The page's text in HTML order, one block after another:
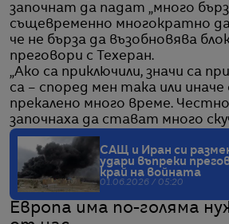
започнат да падат „много
същевременно многократно
че не бърза да възобновява
преговори с Техеран.
„Ако са приключили, значи са
са – според мен така или
прекалено много време. Честно
започнаха да стават много
САЩ и Иран си
удари въпреки
край на войната
01.06.2026 / 05:20
Европа има по-голяма